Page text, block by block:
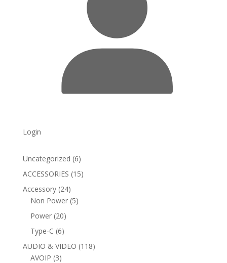
Login
Uncategorized 66
products
ACCESSORIES 1515
Accessory 2424
products
Non Power 55
Power 2020
products
Type-C 66
products
AUDIO & VIDEO 118118
AVOIP 33